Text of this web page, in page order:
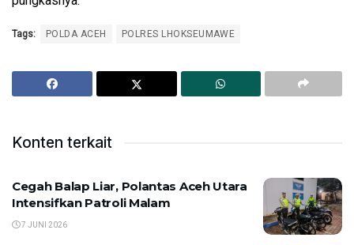
Tags: POLDA ACEH POLRES LHOKSEUMAWE
Konten terkait
Cegah Balap Liar, Polantas Aceh Utara
Intensifkan Patroli Malam
7 JUNI 2026